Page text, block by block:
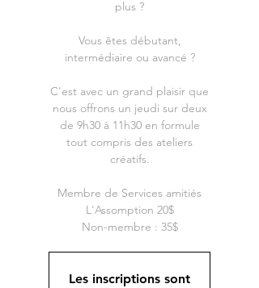
plus ?
Vous êtes débutant,
intermédiaire ou avancé ?
C'est avec un grand plaisir que
nous offrons un jeudi sur deux
de 9h30 à 11h30 en formule
tout compris des ateliers
créatifs.
Membre de Services amitiés
L'Assomption 20$
Non-membre : 35$
Les inscriptions sont